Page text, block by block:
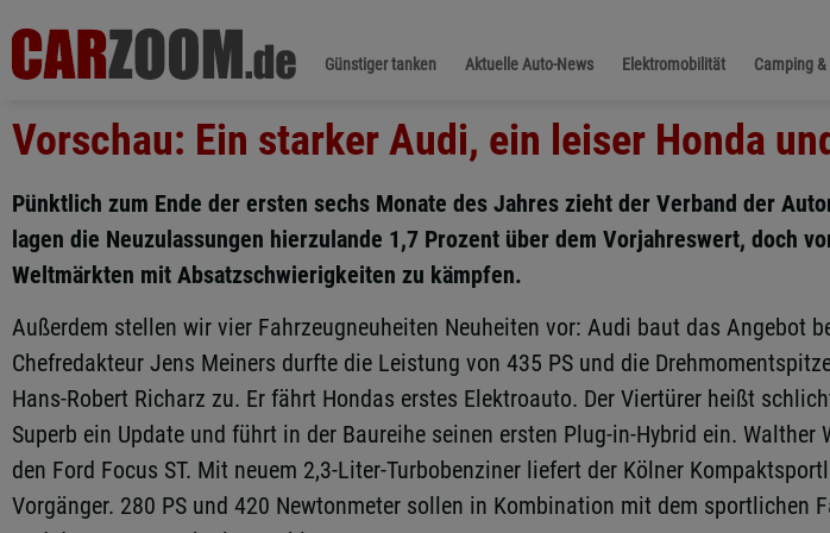
Günstiger tanken Aktuelle Auto-News Elektromobilität Camping
Vorschau: Ein starker Audi, ein leiser Honda
Pünktlich zum Ende der ersten sechs Monate des Jahres zieht der Verband der
lagen die Neuzulassungen hierzulande 1,7 Prozent über dem Vorjahreswert, doch
Weltmärkten mit Absatzschwierigkeiten zu kämpfen.
Außerdem stellen wir vier Fahrzeugneuheiten Neuheiten vor: Audi baut das Angebot
Chefredakteur Jens Meiners durfte die Leistung von 435 PS und die
Hans-Robert Richarz zu. Er fährt Hondas erstes Elektroauto. Der Viertürer heißt
Superb ein Update und führt in der Baureihe seinen ersten Plug-in-Hybrid ein.
den Ford Focus ST. Mit neuem 2,3-Liter-Turbobenziner liefert der Kölner
Vorgänger. 280 PS und 420 Newtonmeter sollen in Kombination mit dem sportlichen